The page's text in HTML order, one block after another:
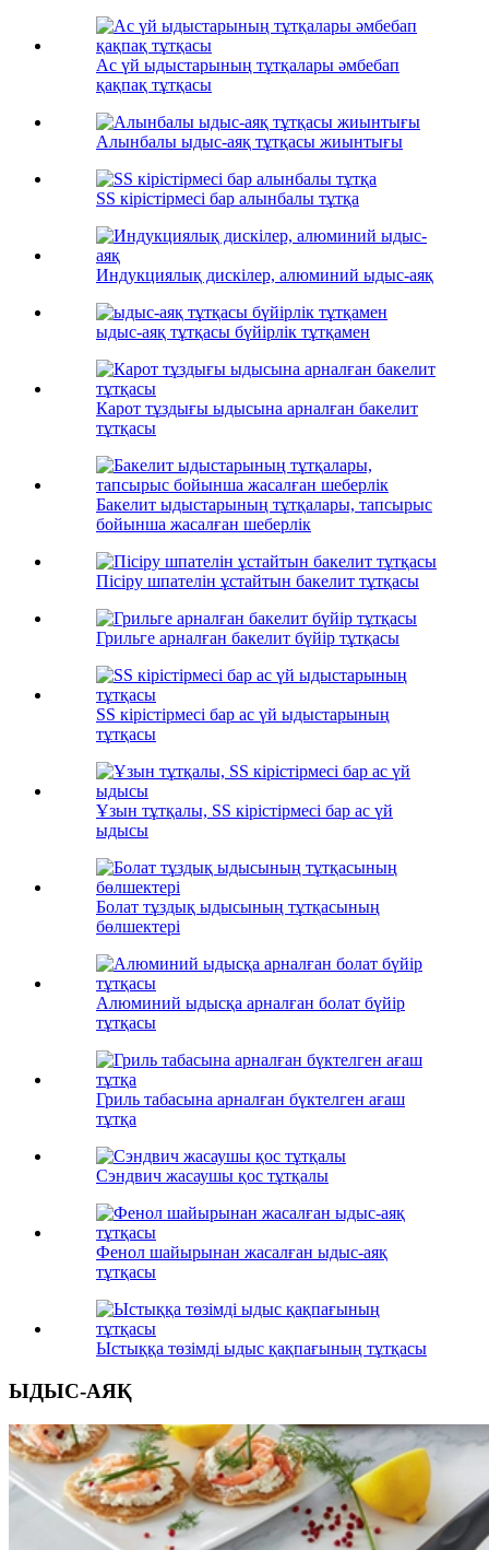
Ас үй ыдыстарының тұтқалары әмбебап
қақпақ тұтқасы
Алынбалы ыдыс-аяқ тұтқасы жиынтығы
SS кірістірмесі бар алынбалы тұтқа
Индукциялық дискілер, алюминий ыдыс-аяқ
ыдыс-аяқ тұтқасы бүйірлік тұтқамен
Карот тұздығы ыдысына арналған бакелит
тұтқасы
Бакелит ыдыстарының тұтқалары, тапсырыс
бойынша жасалған шеберлік
Пісіру шпателін ұстайтын бакелит тұтқасы
Грильге арналған бакелит бүйір тұтқасы
SS кірістірмесі бар ас үй ыдыстарының
тұтқасы
Ұзын тұтқалы, SS кірістірмесі бар ас үй
ыдысы
Болат тұздық ыдысының тұтқасының
бөлшектері
Алюминий ыдысқа арналған болат бүйір
тұтқасы
Гриль табасына арналған бүктелген ағаш
тұтқа
Сэндвич жасаушы қос тұтқалы
Фенол шайырынан жасалған ыдыс-аяқ
тұтқасы
Ыстыққа төзімді ыдыс қақпағының тұтқасы
ЫДЫС-АЯҚ